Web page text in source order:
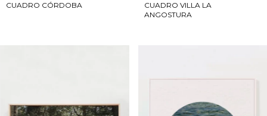
CUADRO CÓRDOBA
CUADRO VILLA LA
ANGOSTURA